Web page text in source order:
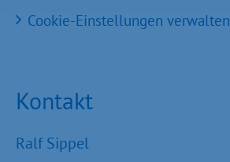
Cookie-Einstellungen verwalten
Kontakt
Ralf Sippel